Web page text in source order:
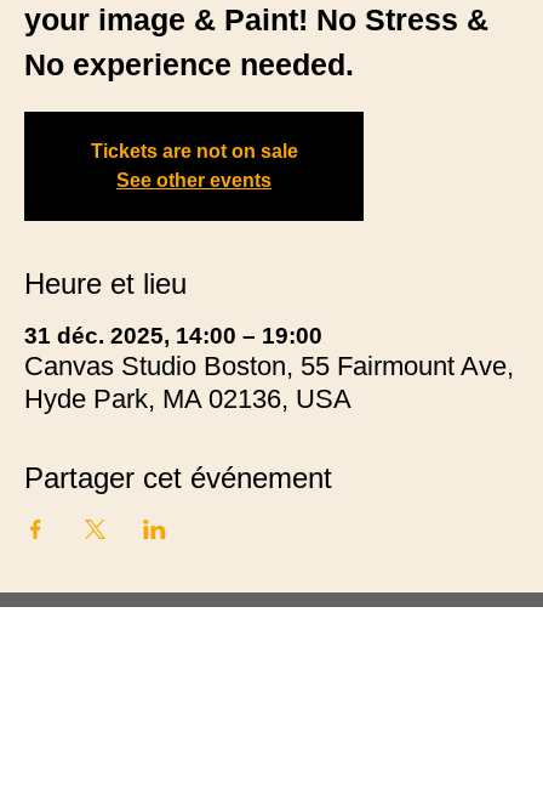
your image & Paint! No Stress &
No experience needed.
Tickets are not on sale
See other events
Heure et lieu
31 déc. 2025, 14:00 – 19:00
Canvas Studio Boston, 55 Fairmount Ave,
Hyde Park, MA 02136, USA
Partager cet événement